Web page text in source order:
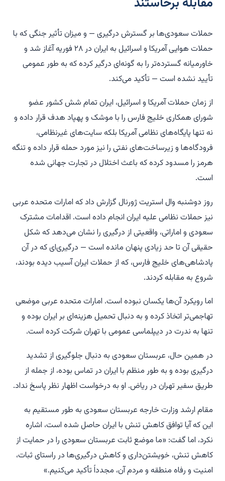
حملات سعودی‌ها بر گسترش درگیری — و میزان تأثیر جنگی که با
حملات هوایی آمریکا و اسرائیل به ایران در ۲۸ فوریه آغاز شد و
خاورمیانه گسترده‌تر را به گونه‌ای درگیر کرده که به طور عمومی
تأیید نشده است — تأکید می‌کند.
از زمان حملات آمریکا و اسرائیل، ایران تمام شش کشور عضو
شورای همکاری خلیج فارس را با موشک و پهپاد هدف قرار داده و
نه تنها پایگاه‌های نظامی آمریکا بلکه سایت‌های غیرنظامی،
فرودگاه‌ها و زیرساخت‌های نفتی را نیز مورد حمله قرار داده و تنگه
هرمز را مسدود کرده که باعث اختلال در تجارت جهانی شده
است.
روز دوشنبه وال استریت ژورنال گزارش داد که امارات متحده عربی
نیز حملات نظامی علیه ایران انجام داده است. اقدامات مشترک
سعودی و اماراتی، واقعیتی از درگیری را نشان می‌دهد که شکل
حقیقی آن تا حد زیادی پنهان مانده است — درگیری‌ای که در آن
پادشاهی‌های خلیج فارس، که از حملات ایران آسیب دیده بودند،
شروع به مقابله کردند.
اما رویکرد آن‌ها یکسان نبوده است. امارات متحده عربی موضعی
تهاجمی‌تر اتخاذ کرده و به دنبال تحمیل هزینه‌ای بر ایران بوده و
تنها به ندرت در دیپلماسی عمومی با تهران شرکت کرده است.
در همین حال، عربستان سعودی به دنبال جلوگیری از تشدید
درگیری بوده و به طور منظم با ایران در تماس بوده، از جمله از
طریق سفیر تهران در ریاض. او به درخواست اظهار نظر پاسخ نداد.
مقام ارشد وزارت خارجه عربستان سعودی به طور مستقیم به
این که آیا توافق کاهش تنش با ایران حاصل شده است، اشاره
نکرد، اما گفت: «ما موضع ثابت عربستان سعودی را در حمایت از
کاهش تنش، خویشتن‌داری و کاهش درگیری‌ها در راستای ثبات،
امنیت و رفاه منطقه و مردم آن، مجدداً تأکید می‌کنیم.»